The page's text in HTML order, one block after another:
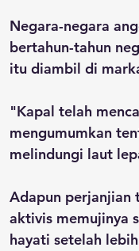
Negara-negara
bertahun-tahun
itu diambil di
"Kapal telah
mengumumkan
melindungi laut
Adapun perjanjian
aktivis memujinya
hayati setelah